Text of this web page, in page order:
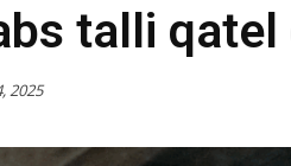
talli
2025